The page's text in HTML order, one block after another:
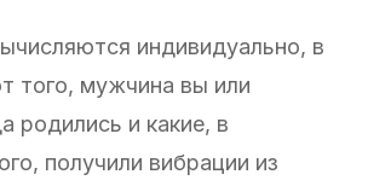
индивидуально, в
того, мужчина вы или
родились и какие, в
получили вибрации из